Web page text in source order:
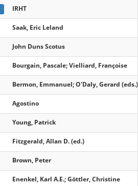
IRHT
Saak, Eric Leland
John Duns Scotus
Bourgain, Pascale; Vielliard, Françoise
Bermon, Emmanuel; O'Daly, Gerard (eds.)
Agostino
Young, Patrick
Fitzgerald, Allan D. (ed.)
Brown, Peter
Enenkel, Karl A.E.; Göttler, Christine